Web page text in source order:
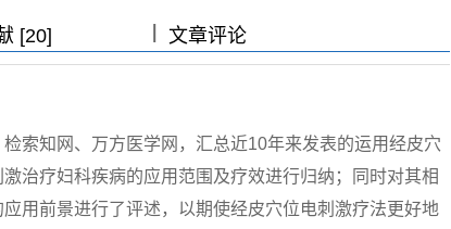
[20] 文章评论
索知网、万方医学网，汇总近10年来发表的运用经皮穴
治疗妇科疾病的应用范围及疗效进行归纳；同时对其相
用前景进行了评述，以期使经皮穴位电刺激疗法更好地